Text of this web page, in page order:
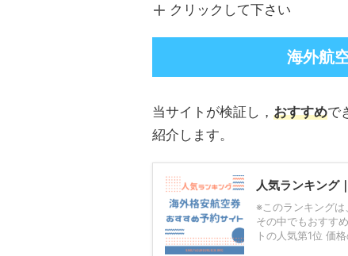
クリックして下さい
海外航
当サイトが検証し， おすすめで
紹介します。
人気ランキング
※このランキングは
その中でもおすす
トの人気第1位 価